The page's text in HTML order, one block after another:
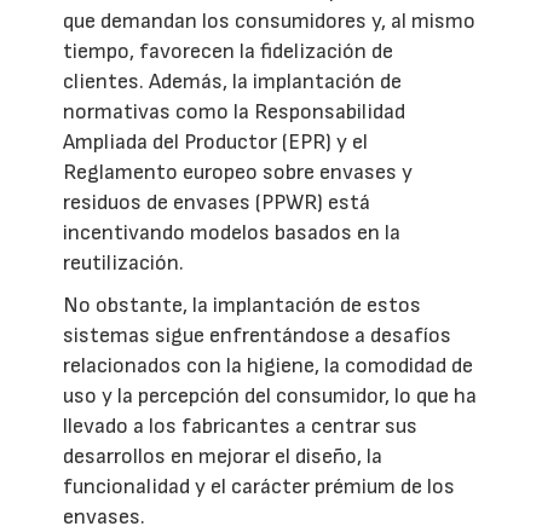
que demandan los consumidores y, al mismo
tiempo, favorecen la fidelización de
clientes. Además, la implantación de
normativas como la Responsabilidad
Ampliada del Productor (EPR) y el
Reglamento europeo sobre envases y
residuos de envases (PPWR) está
incentivando modelos basados en la
reutilización.
No obstante, la implantación de estos
sistemas sigue enfrentándose a desafíos
relacionados con la higiene, la comodidad de
uso y la percepción del consumidor, lo que ha
llevado a los fabricantes a centrar sus
desarrollos en mejorar el diseño, la
funcionalidad y el carácter prémium de los
envases.